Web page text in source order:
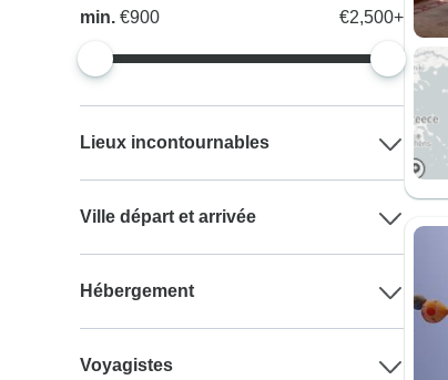
min.€900 €2,500+
Lieux incontournables
Ville départ et arrivée
Hébergement
Voyagistes